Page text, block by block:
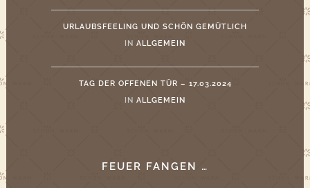
URLAUBSFEELING UND SCHÖN GEMÜTLICH
IN ALLGEMEIN
TAG DER OFFENEN TÜR – 17.03.2024
IN ALLGEMEIN
FEUER FANGEN …